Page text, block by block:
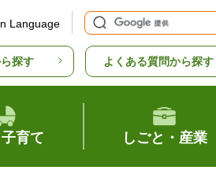
Language
探す よくある質問から探す
育て しごと・産業